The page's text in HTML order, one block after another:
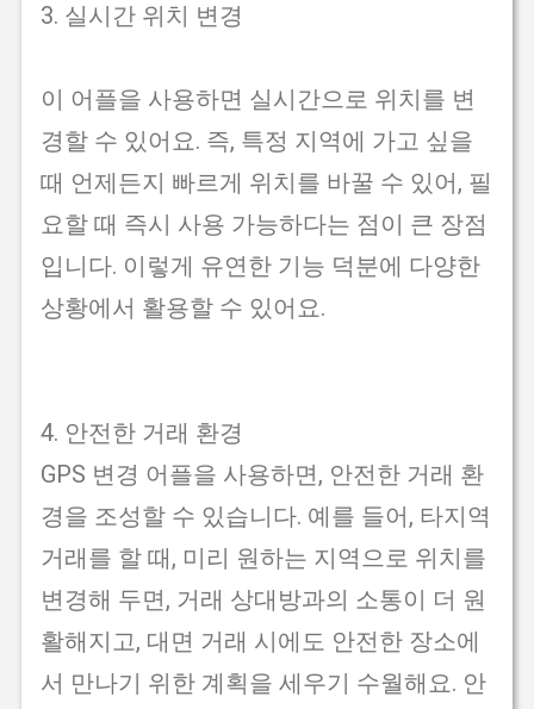
3. 실시간 위치 변경
이 어플을 사용하면 실시간으로 위치를 변
경할 수 있어요. 즉, 특정 지역에 가고 싶을
때 언제든지 빠르게 위치를 바꿀 수 있어, 필
요할 때 즉시 사용 가능하다는 점이 큰 장점
입니다. 이렇게 유연한 기능 덕분에 다양한
상황에서 활용할 수 있어요.
4. 안전한 거래 환경
GPS 변경 어플을 사용하면, 안전한 거래 환
경을 조성할 수 있습니다. 예를 들어, 타지역
거래를 할 때, 미리 원하는 지역으로 위치를
변경해 두면, 거래 상대방과의 소통이 더 원
활해지고, 대면 거래 시에도 안전한 장소에
서 만나기 위한 계획을 세우기 수월해요. 안